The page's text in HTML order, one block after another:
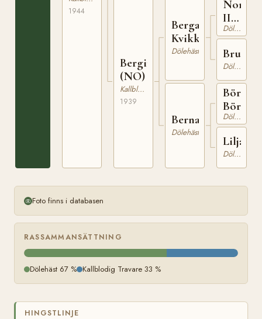
1944
Bergina
(NO)
Kallblodig Travare
1939
Bergan
Kvikk
Dölehäst
Berna
Dölehäst
Norden
II
NDölehäst
Bruna
Dölehäst
Bör
Börson
Dölehäst
Lilja
Dölehäst
Foto finns i databasen
RASSAMMANSÄTTNING
Dölehäst 67 % Kallblodig Travare 33 %
HINGSTLINJE